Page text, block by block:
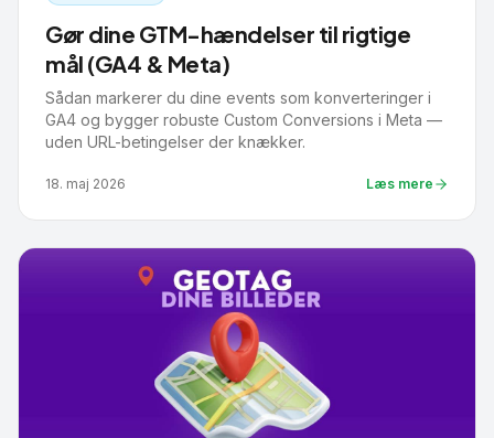
Gør dine GTM-hændelser til rigtige
mål (GA4 & Meta)
Sådan markerer du dine events som konverteringer i
GA4 og bygger robuste Custom Conversions i Meta —
uden URL-betingelser der knækker.
18. maj 2026 Læs mere